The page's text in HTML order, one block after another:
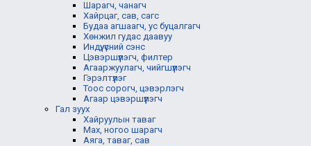
Шарагч, чанагч
Хайрцаг, сав, сагс
Будаа агшаагч, ус буцалгагч
Хөнжил гудас даавуу
Индүү, үсний сэнс
Цэвэршүүлэгч, филтер
Агааржуулагч, чийгшүүлэгч
Гэрэлтүүлэг
Тоос сорогч, цэвэрлэгч
Агаар цэвэршүүлэгч
Гал зуух
Хайруулын таваг
Мах, ногоо шарагч
Аяга, таваг, сав